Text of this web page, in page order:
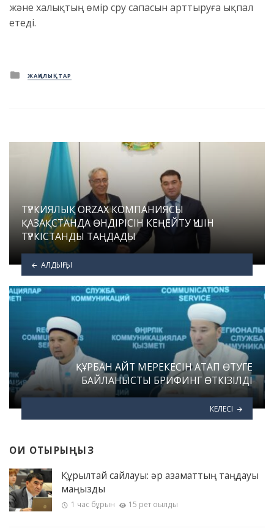
және халықтың өмір сүру сапасын арттыруға ықпал
етеді.
Posted
in
ЖАҢАЛЫҚТАР
ТҮРКИЯЛЫҚ ORZAX КОМПАНИЯСЫ
ҚАЗАҚСТАНДА ӨНДІРІСІН КЕҢЕЙТУ ҮШІН
ТҮРКІСТАНДЫ ТАҢДАДЫ
АЛДЫҢҒЫ
ҚҰРБАН АЙТ МЕРЕКЕСІН АТАП ӨТУГЕ
БАЙЛАНЫСТЫ БРИФИНГ ӨТКІЗІЛДІ
КЕЛЕСІ
ОҚИ ОТЫРЫҢЫЗ
Құрылтай сайлауы: әр азаматтың таңдауы
маңызды
1 час бұрын 15 рет оқылды